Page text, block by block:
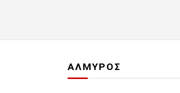
ΑΛΜΥΡΟΣ